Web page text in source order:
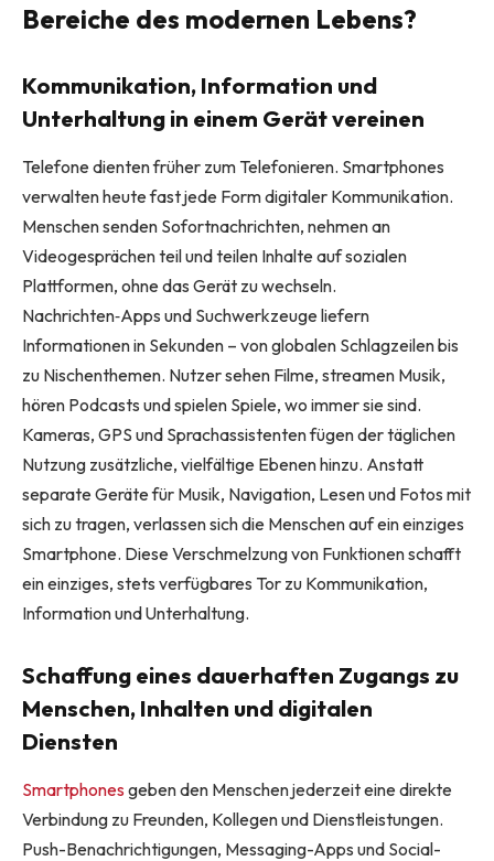
Bereiche des modernen Lebens?
Kommunikation, Information und
Unterhaltung in einem Gerät vereinen
Telefone dienten früher zum Telefonieren. Smartphones
verwalten heute fast jede Form digitaler Kommunikation.
Menschen senden Sofortnachrichten, nehmen an
Videogesprächen teil und teilen Inhalte auf sozialen
Plattformen, ohne das Gerät zu wechseln.
Nachrichten‑Apps und Suchwerkzeuge liefern
Informationen in Sekunden – von globalen Schlagzeilen bis
zu Nischenthemen. Nutzer sehen Filme, streamen Musik,
hören Podcasts und spielen Spiele, wo immer sie sind.
Kameras, GPS und Sprachassistenten fügen der täglichen
Nutzung zusätzliche, vielfältige Ebenen hinzu. Anstatt
separate Geräte für Musik, Navigation, Lesen und Fotos mit
sich zu tragen, verlassen sich die Menschen auf ein einziges
Smartphone. Diese Verschmelzung von Funktionen schafft
ein einziges, stets verfügbares Tor zu Kommunikation,
Information und Unterhaltung.
Schaffung eines dauerhaften Zugangs zu
Menschen, Inhalten und digitalen
Diensten
Smartphones geben den Menschen jederzeit eine direkte
Verbindung zu Freunden, Kollegen und Dienstleistungen.
Push-Benachrichtigungen, Messaging-Apps und Social-